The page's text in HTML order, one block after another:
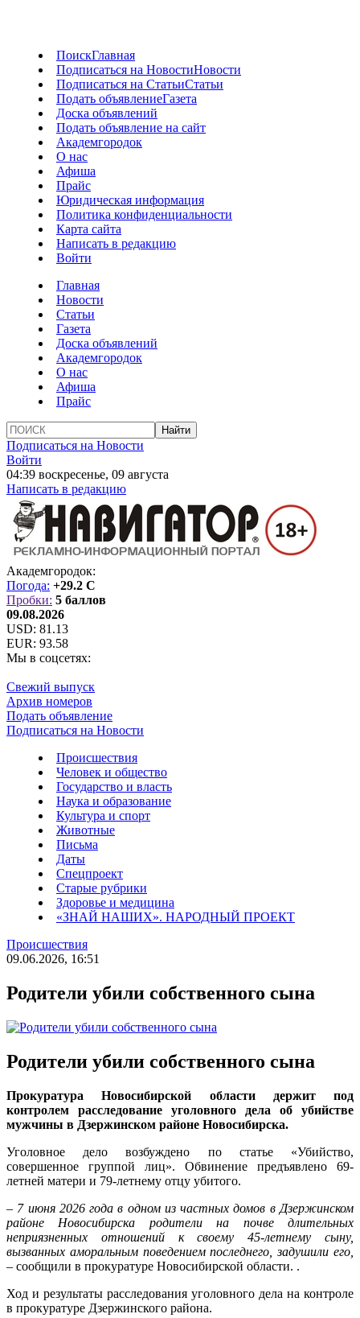
ПоискГлавная
Подписаться на НовостиНовости
Подписаться на СтатьиСтатьи
Подать объявлениеГазета
Доска объявлений
Подать объявление на сайт
Академгородок
О нас
Афиша
Прайс
Юридическая информация
Политика конфиденциальности
Карта сайта
Написать в редакцию
Войти
Главная
Новости
Статьи
Газета
Доска объявлений
Академгородок
О нас
Афиша
Прайс
Подписаться на Новости
Войти
04:39 воскресенье, 09 августа
Написать в редакцию
Академгородок:
Погода: +29.2 C
Пробки: 5 баллов
09.08.2026
USD: 81.13
EUR: 93.58
Мы в соцсетях:
Свежий выпуск
Архив номеров
Подать объявление
Подписаться на Новости
Происшествия
Человек и общество
Государство и власть
Наука и образование
Культура и спорт
Животные
Письма
Даты
Спецпроект
Старые рубрики
Здоровье и медицина
«ЗНАЙ НАШИХ». НАРОДНЫЙ ПРОЕКТ
Происшествия
09.06.2026, 16:51
Родители убили собственного сына
Родители убили собственного сына
Прокуратура Новосибирской области держит под
контролем расследование уголовного дела об убийстве
мужчины в Дзержинском районе Новосибирска.
Уголовное дело возбуждено по статье «Убийство,
совершенное группой лиц». Обвинение предъявлено 69-
летней матери и 79-летнему отцу убитого.
– 7 июня 2026 года в одном из частных домов в Дзержинском
районе Новосибирска родители на почве длительных
неприязненных отношений к своему 45-летнему сыну,
вызванных аморальным поведением последнего, задушили его,
– сообщили в прокуратуре Новосибирской области. .
Ход и результаты расследования уголовного дела на контроле
в прокуратуре Дзержинского района.